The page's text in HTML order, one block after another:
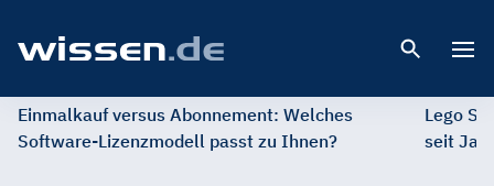
Einmalkauf versus Abonnement: Welches
Software-Lizenzmodell passt zu Ihnen?
Lego
seit